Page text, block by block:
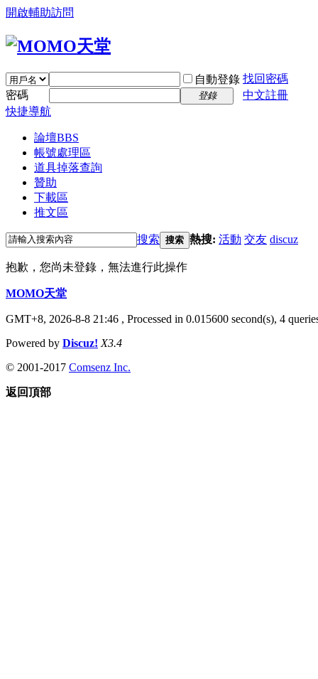
開啟輔助訪問
自動登錄 找回密碼
密碼
登錄
中文註冊
快捷導航
論壇BBS
帳號處理區
道具掉落查詢
贊助
下載區
推文區
搜索 搜索 熱搜: 活動 交友 discuz
抱歉，您尚未登錄，無法進行此操作
MOMO天堂
GMT+8, 2026-8-8 21:46 , Processed in 0.015600 second(s), 4
Powered by Discuz! X3.4
© 2001-2017 Comsenz Inc.
返回頂部